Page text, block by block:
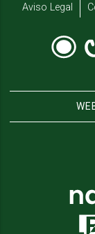
Aviso Legal